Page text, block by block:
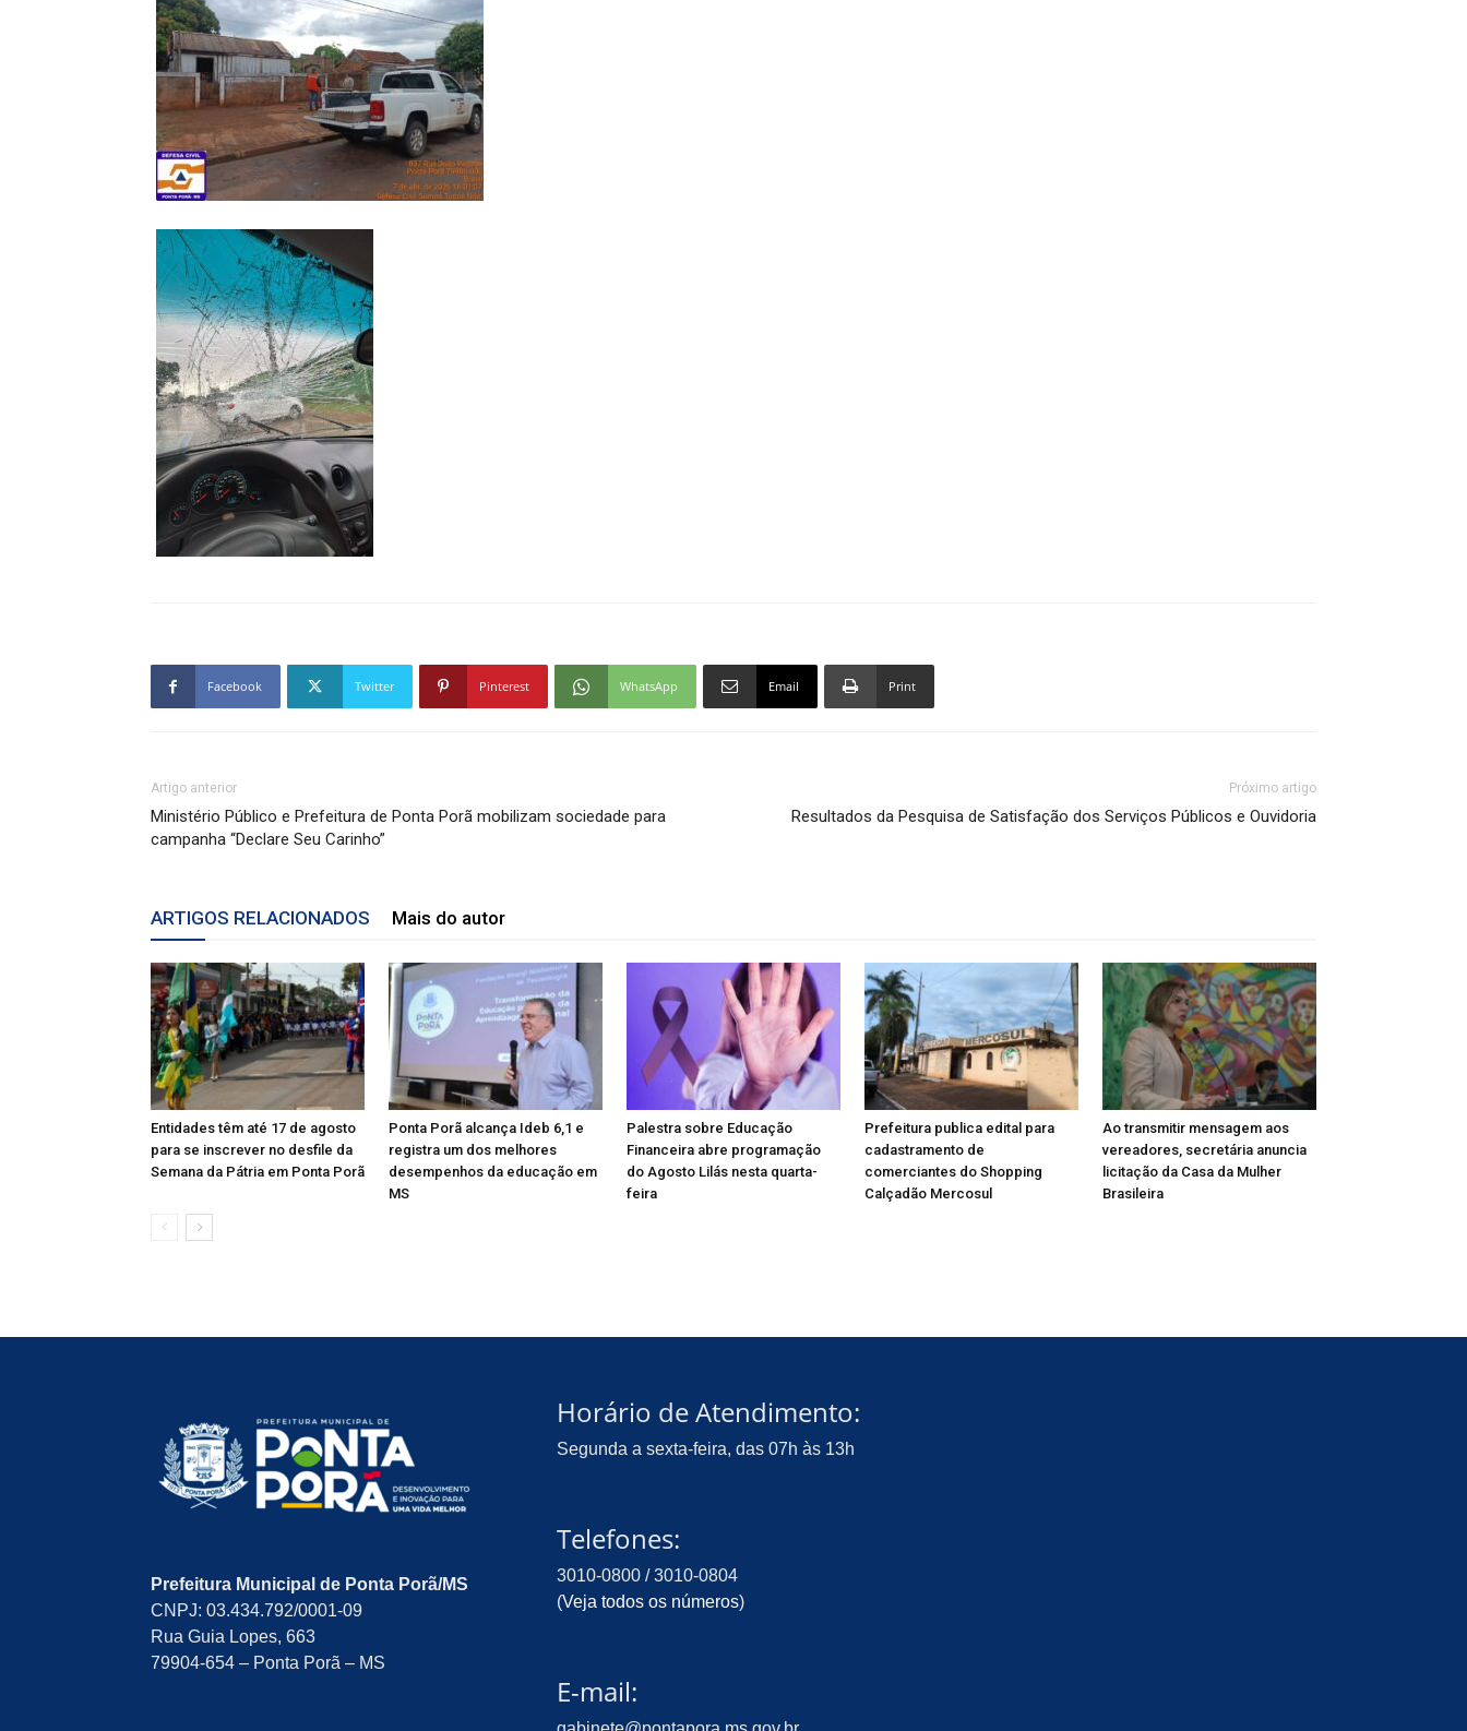
Facebook Twitter Pinterest WhatsApp Email Print
Artigo anterior
Ministério Público e Prefeitura de Ponta Porã mobilizam sociedade para
campanha “Declare Seu Carinho”
Próximo artigo
Resultados da Pesquisa de Satisfação dos Serviços Públicos e Ouvidoria
ARTIGOS RELACIONADOS Mais do autor
Entidades têm até 17 de agosto
para se inscrever no desfile da
Semana da Pátria em Ponta Porã
Ponta Porã alcança Ideb 6,1 e
registra um dos melhores
desempenhos da educação em
MS
Palestra sobre Educação
Financeira abre programação
do Agosto Lilás nesta quarta-
feira
Prefeitura publica edital para
cadastramento de
comerciantes do Shopping
Calçadão Mercosul
Ao transmitir mensagem aos
vereadores, secretária anuncia
licitação da Casa da Mulher
Brasileira
Prefeitura Municipal de Ponta Porã/MS
CNPJ: 03.434.792/0001-09
Rua Guia Lopes, 663
79904-654 – Ponta Porã – MS
Horário de Atendimento:
Segunda a sexta-feira, das 07h às 13h
Telefones:
3010-0800 / 3010-0804
(Veja todos os números)
E-mail: